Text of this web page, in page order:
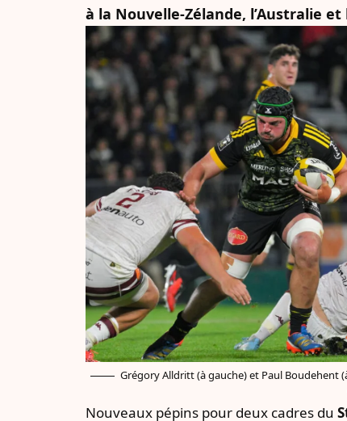
à la Nouvelle-Zélande, l’Australie et
Grégory Alldritt (à gauche) et Paul Boudehent
Nouveaux pépins pour deux cadres du